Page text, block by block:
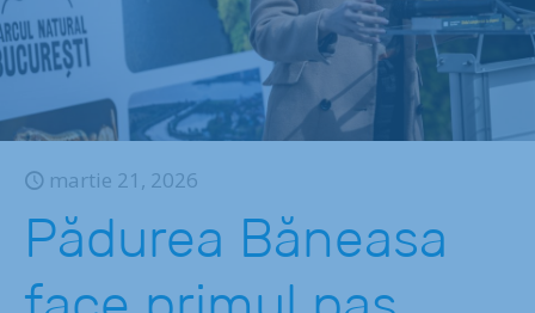
martie 21, 2026
Pădurea Băneasa